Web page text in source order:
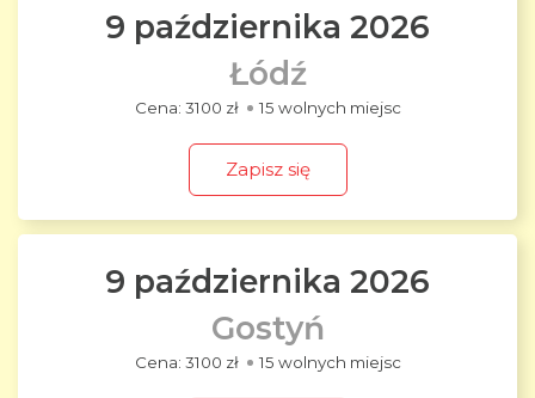
9 października 2026
Łódź
3100 zł 15 wolnych miejsc
Zapisz się
9 października 2026
Gostyń
3100 zł 15 wolnych miejsc